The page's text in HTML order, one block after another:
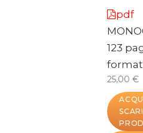
pdf
123
25,00 €